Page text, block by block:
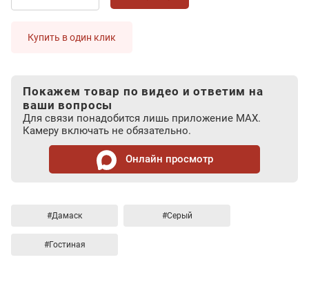
Купить в один клик
Покажем товар по видео и ответим на
ваши вопросы
Для связи понадобится лишь приложение MAX.
Камеру включать не обязательно.
Онлайн просмотр
#Дамаск #Серый
#Гостиная